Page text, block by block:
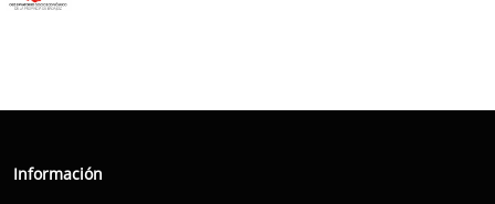
Información